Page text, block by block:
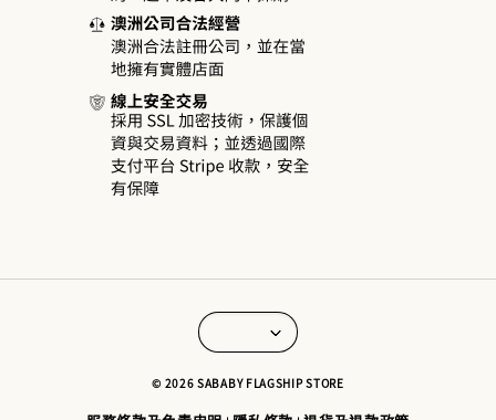
© 2026 SABABY FLAGSHIP STORE